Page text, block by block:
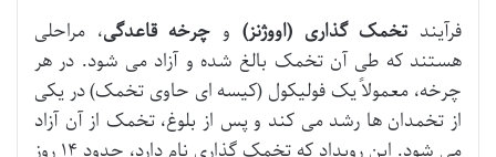
فرآیندتخمک گذاری (اووژنز) و چرخه قاعدگی، مراحلی
هستند که طی آن تخمک بالغ شده و آزاد می شود. در هر
چرخه، معمولاً یک فولیکول (کیسه ای حاوی تخمک) در یکی
از تخمدان ها رشد می کند و پس از بلوغ، تخمک از آن آزاد